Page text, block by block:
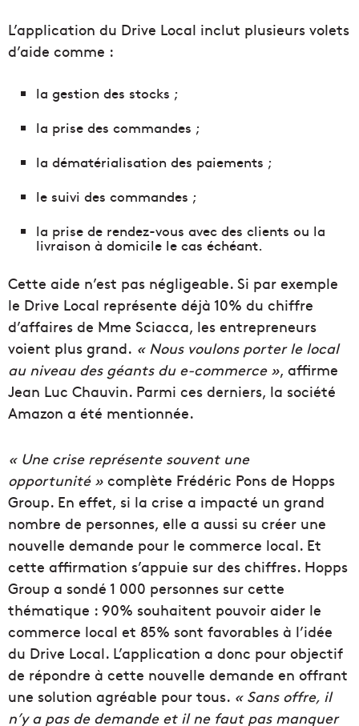
L’application du Drive Local inclut plusieurs volets
d’aide comme :
la gestion des stocks ;
la prise des commandes ;
la dématérialisation des paiements ;
le suivi des commandes ;
la prise de rendez-vous avec des clients ou la
livraison à domicile le cas échéant.
Cette aide n’est pas négligeable. Si par exemple
le Drive Local représente déjà 10% du chiffre
d’affaires de Mme Sciacca, les entrepreneurs
voient plus grand. « Nous voulons porter le local
au niveau des géants du e-commerce », affirme
Jean Luc Chauvin. Parmi ces derniers, la société
Amazon a été mentionnée.
« Une crise représente souvent une
opportunité » complète Frédéric Pons de Hopps
Group. En effet, si la crise a impacté un grand
nombre de personnes, elle a aussi su créer une
nouvelle demande pour le commerce local. Et
cette affirmation s’appuie sur des chiffres. Hopps
Group a sondé 1 000 personnes sur cette
thématique : 90% souhaitent pouvoir aider le
commerce local et 85% sont favorables à l’idée
du Drive Local. L’application a donc pour objectif
de répondre à cette nouvelle demande en offrant
une solution agréable pour tous. « Sans offre, il
n’y a pas de demande et il ne faut pas manquer